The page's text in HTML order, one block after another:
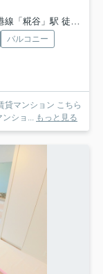
「糀谷」駅 徒歩11分
バルコニー
貸マンション こちら
ンショ... もっと見る